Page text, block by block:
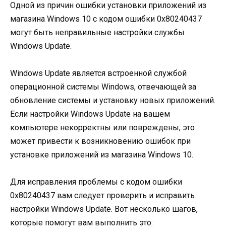
Одной из причин ошибки установки приложений из
магазина Windows 10 с кодом ошибки 0x80240437
могут быть неправильные настройки службы
Windows Update.
Windows Update является встроенной службой
операционной системы Windows, отвечающей за
обновление системы и установку новых приложений.
Если настройки Windows Update на вашем
компьютере некорректны или повреждены, это
может привести к возникновению ошибок при
установке приложений из магазина Windows 10.
Для исправления проблемы с кодом ошибки
0x80240437 вам следует проверить и исправить
настройки Windows Update. Вот несколько шагов,
которые помогут вам выполнить это: